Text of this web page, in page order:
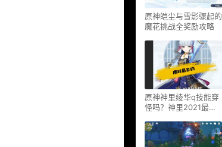
原神皑尘与雪影骤起的
魔花挑战全奖励攻略
原神神里绫华q技能穿
怪吗？神里2021最新